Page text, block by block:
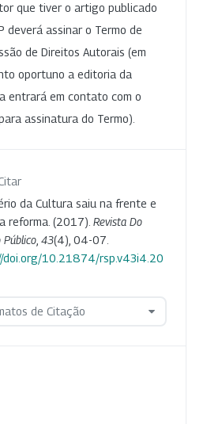
que tiver o artigo publicado
deverá assinar o Termo de
de Direitos Autorais (em
oportuno a editoria da
entrará em contato com o
assinatura do Termo).
da Cultura saiu na frente e
reforma. (2017). Revista Do
Público 43(4), 04-07.
doi.org/10.21874/rsp.v43i4.20
de Citação